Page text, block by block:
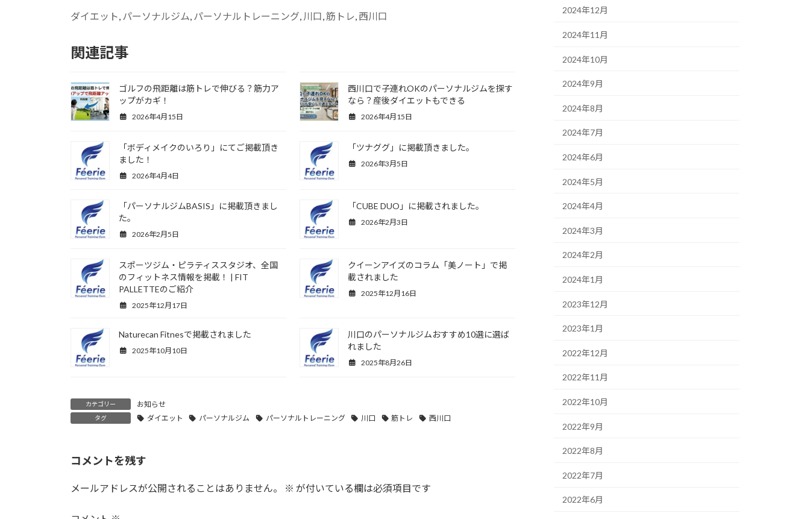
ダイエット, パーソナルジム, パーソナルトレーニング, 川口, 筋トレ, 西川口
関連記事
ゴルフの飛距離は筋トレで伸びる？筋力ア
ップがカギ！
2026年4月15日
西川口で子連れOKのパーソナルジムを探す
なら？産後ダイエットもできる
2026年4月15日
「ボディメイクのいろり」にてご掲載頂き
ました！
2026年4月4日
「ツナググ」に掲載頂きました。
2026年3月5日
「パーソナルジムBASIS」に掲載頂きまし
た。
2026年2月5日
「CUBE DUO」に掲載されました。
2026年2月3日
スポーツジム・ピラティススタジオ、全国
のフィットネス情報を掲載！ | FIT
PALLETTEのご紹介
2025年12月17日
クイーンアイズのコラム「美ノート」で掲
載されました
2025年12月16日
Naturecan Fitnesで掲載されました
2025年10月10日
川口のパーソナルジムおすすめ10選に選ば
れました
2025年8月26日
カテゴリー お知らせ
タグ ダイエット パーソナルジム パーソナルトレーニング 川口 筋トレ 西川口
コメントを残す
メールアドレスが公開されることはありません。 ※ が付いている欄は必須項目です
2024年12月
2024年11月
2024年10月
2024年9月
2024年8月
2024年7月
2024年6月
2024年5月
2024年4月
2024年3月
2024年2月
2024年1月
2023年12月
2023年1月
2022年12月
2022年11月
2022年10月
2022年9月
2022年8月
2022年7月
2022年6月